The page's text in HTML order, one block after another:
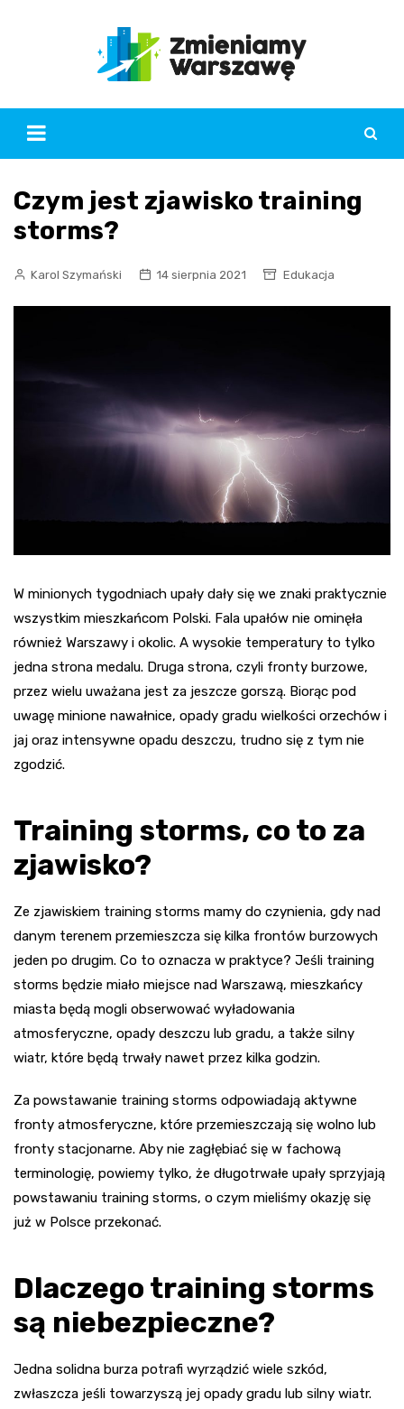
Czym jest zjawisko training
storms?
Karol Szymański 14 sierpnia 2021 Edukacja
W minionych tygodniach upały dały się we znaki praktycznie
wszystkim mieszkańcom Polski. Fala upałów nie ominęła
również Warszawy i okolic. A wysokie temperatury to tylko
jedna strona medalu. Druga strona, czyli fronty burzowe,
przez wielu uważana jest za jeszcze gorszą. Biorąc pod
uwagę minione nawałnice, opady gradu wielkości orzechów i
jaj oraz intensywne opadu deszczu, trudno się z tym nie
zgodzić.
Training storms, co to za
zjawisko?
Ze zjawiskiem training storms mamy do czynienia, gdy nad
danym terenem przemieszcza się kilka frontów burzowych
jeden po drugim. Co to oznacza w praktyce? Jeśli training
storms będzie miało miejsce nad Warszawą, mieszkańcy
miasta będą mogli obserwować wyładowania
atmosferyczne, opady deszczu lub gradu, a także silny
wiatr, które będą trwały nawet przez kilka godzin.
Za powstawanie training storms odpowiadają aktywne
fronty atmosferyczne, które przemieszczają się wolno lub
fronty stacjonarne. Aby nie zagłębiać się w fachową
terminologię, powiemy tylko, że długotrwałe upały sprzyjają
powstawaniu training storms, o czym mieliśmy okazję się
już w Polsce przekonać.
Dlaczego training storms
są niebezpieczne?
Jedna solidna burza potrafi wyrządzić wiele szkód,
zwłaszcza jeśli towarzyszą jej opady gradu lub silny wiatr.